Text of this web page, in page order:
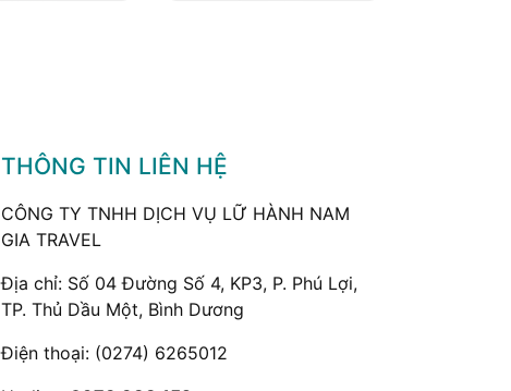
THÔNG TIN LIÊN HỆ
CÔNG TY TNHH DỊCH VỤ LỮ HÀNH NAM
GIA TRAVEL
Địa chỉ: Số 04 Đường Số 4, KP3, P. Phú Lợi,
TP. Thủ Dầu Một, Bình Dương
Điện thoại: (0274) 6265012